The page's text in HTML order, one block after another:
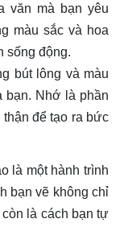
văn mà bạn yêu
màu sắc và hoa
sống động.
bút lông và màu
bạn. Nhớ là phần
thận để tạo ra bức
là một hành trình
bạn vẽ không chỉ
là cách bạn tự